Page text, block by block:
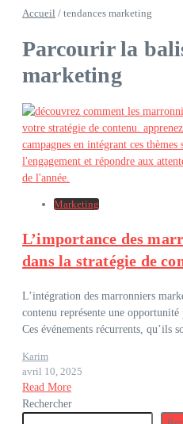
Accueil / tendances marketing
Parcourir la
marketing
Marketing
L’importance des
dans la stratégie de
L’intégration des marronniers
contenu représente une opportunité
Ces événements récurrents, qu’ils
Karim
avril 10, 2025
Read More
Rechercher